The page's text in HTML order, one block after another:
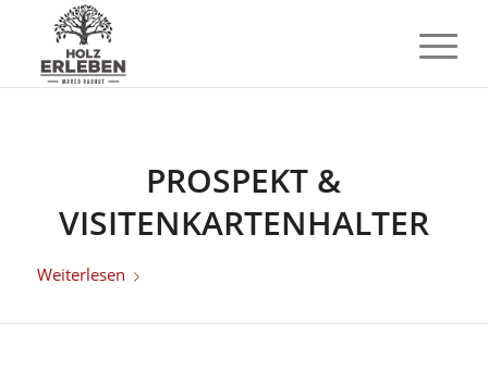
PROSPEKT &
VISITENKARTENHALTER
Weiterlesen